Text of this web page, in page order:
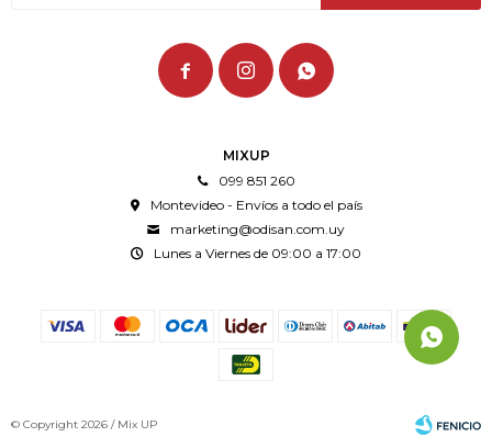
MIXUP
099 851 260
Montevideo - Envíos a todo el país
marketing@odisan.com.uy
Lunes a Viernes de 09:00 a 17:00
  
© Copyright 2026 / Mix UP